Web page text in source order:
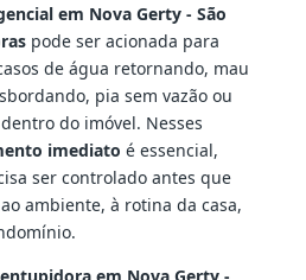
em Nova Gerty - São
pode ser acionada para
de água retornando, mau
pia sem vazão ou
do imóvel. Nesses
imediato é essencial,
ser controlado antes que
ambiente, à rotina da casa,